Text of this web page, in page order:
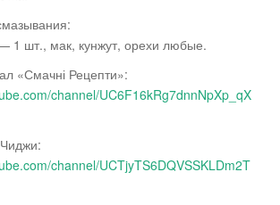
1 шт., мак, кунжут, орехи любые.
«Смачні Рецепти»:
channel/UC6F16kRg7dnnNpXp_qX
channel/UCTjyTS6DQVSSKLDm2T